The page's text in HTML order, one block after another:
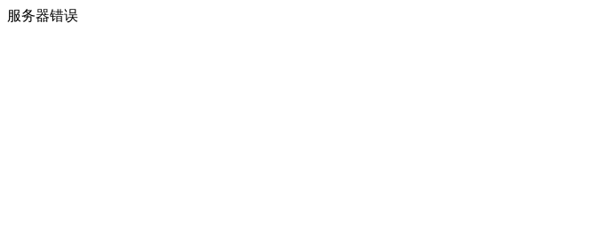
服务器错误